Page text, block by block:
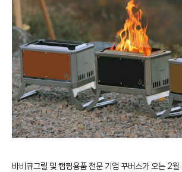
바비큐그릴 및 캠핑용품 전문 기업 꾸버스가 오는 2